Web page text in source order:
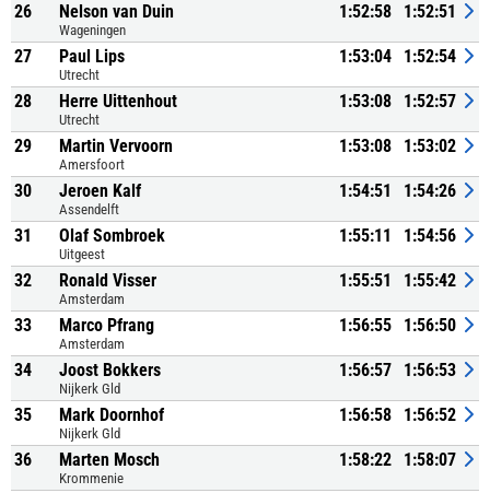
26 Nelson van Duin
Wageningen
1:52:58 1:52:51
27 Paul Lips
Utrecht
1:53:04 1:52:54
28 Herre Uittenhout
Utrecht
1:53:08 1:52:57
29 Martin Vervoorn
Amersfoort
1:53:08 1:53:02
30 Jeroen Kalf
Assendelft
1:54:51 1:54:26
31 Olaf Sombroek
Uitgeest
1:55:11 1:54:56
32 Ronald Visser
Amsterdam
1:55:51 1:55:42
33 Marco Pfrang
Amsterdam
1:56:55 1:56:50
34 Joost Bokkers
Nijkerk Gld
1:56:57 1:56:53
35 Mark Doornhof
Nijkerk Gld
1:56:58 1:56:52
36 Marten Mosch
Krommenie
1:58:22 1:58:07